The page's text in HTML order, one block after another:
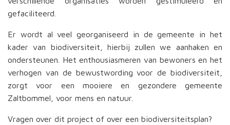
gefaciliteerd.
Er wordt al veel georganiseerd in de gemeente in het
kader van biodiversiteit, hierbij zullen we aanhaken en
ondersteunen. Het enthousiasmeren van bewoners en het
verhogen van de bewustwording voor de biodiversiteit,
zorgt voor een mooiere en gezondere gemeente
Zaltbommel, voor mens en natuur.
Vragen over dit project of over een biodiversiteitsplan?